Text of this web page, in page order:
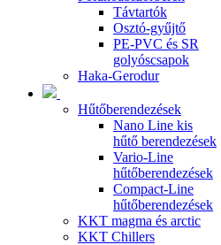
Távtartók
Osztó-gyűjtő
PE-PVC és SR
golyóscsapok
Haka-Gerodur
Hűtőberendezések
Nano Line kis
hűtő berendezések
Vario-Line
hűtőberendezések
Compact-Line
hűtőberendezések
KKT magma és arctic
KKT Chillers